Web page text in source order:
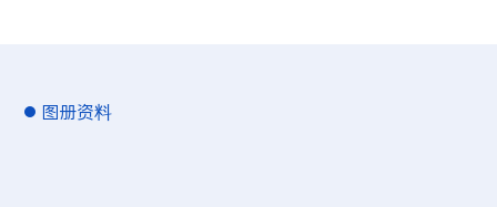
图册资料